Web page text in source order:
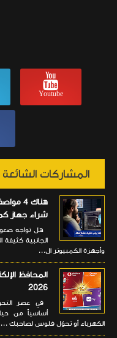
Youtube
المشاركات الشائعة
هناك
شراء جهاز
هل تواجه
الجانبية كثيفة
وأجهزة الكمبيوتر ال...
المحافظ
2026
في عصر
أساسياً من
الكهرباء أو تحوّل فلوس لصاحبك ...